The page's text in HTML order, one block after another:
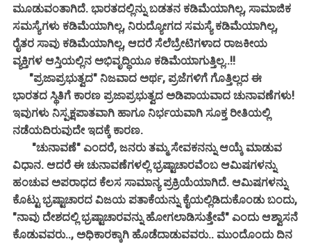
ಮೂಡುವಂತಾಗಿದೆ. ಭಾರತದಲ್ಲಿನ್ನು ಬಡತನ ಕಡಿಮೆಯಾಗಿಲ್ಲ, ಸಾಮಾಜಿಕ
ಸಮಸ್ಯೆಗಳು ಕಡಿಮೆಯಾಗಿಲ್ಲ, ನಿರುದ್ಯೋಗದ ಸಮಸ್ಯೆ ಕಡಿಮೆಯಾಗಿಲ್ಲ,
ರೈತರ ಸಾವು ಕಡಿಮೆಯಾಗಿಲ್ಲ, ಆದರೆ ಸೆಲೆಬ್ರೇಟಿಗಳಾದ ರಾಜಕೀಯ
ವ್ಯಕ್ತಿಗಳ ಆಸ್ತಿಯಲ್ಲಿನ ಅಭಿವೃದ್ಧಿಯೂ ಕಡಿಮೆಯಾಗುತ್ತಿಲ್ಲ..!!
"ಪ್ರಜಾಪ್ರಭುತ್ವದ" ನಿಜವಾದ ಅರ್ಥ, ಪ್ರಜೆಗಳಿಗೆ ಗೊತ್ತಿಲ್ಲದ ಈ
ಭಾರತದ ಸ್ಥಿತಿಗೆ ಕಾರಣ ಪ್ರಜಾಪ್ರಭುತ್ವದ ಅಡಿಪಾಯವಾದ ಚುನಾವಣೆಗಳು!
ಇವುಗಳು ನಿಸ್ಪಕ್ಷಪಾತವಾಗಿ ಹಾಗೂ ನಿರ್ಭಯವಾಗಿ ಸೂಕ್ತ ರೀತಿಯಲ್ಲಿ
ನಡೆಯದಿರುವುದೇ ಇದಕ್ಕೆ ಕಾರಣ.
"ಚುನಾವಣೆ" ಎಂದರೆ, ಜನರು ತಮ್ಮ ಸೇವಕನನ್ನು ಆಯ್ಕೆ ಮಾಡುವ
ವಿಧಾನ. ಆದರೆ ಈ ಚುನಾವಣೆಗಳಲ್ಲಿ ಭ್ರಷ್ಟಾಚಾರವೆಂಬ ಆಮಿಷಗಳನ್ನು
ಹಂಚುವ ಅಪರಾಧದ ಕೆಲಸ ಸಾಮಾನ್ಯ ಪ್ರಕ್ರಿಯೆಯಾಗಿದೆ. ಆಮಿಷಗಳನ್ನು
ಕೊಟ್ಟು ಭ್ರಷ್ಟಾಚಾರದ ವಿಜಯ ಪತಾಕೆಯನ್ನು ಕೈಯಲ್ಲಿಡಿದುಕೊಂಡು ಬಂದು,
"ನಾವು ದೇಶದಲ್ಲಿ ಭ್ರಷ್ಟಾಚಾರವನ್ನು ಹೋಗಲಾಡಿಸುತ್ತೇವೆ" ಎಂದು ಆಶ್ವಾಸನೆ
ಕೊಡುವವರು.., ಅಧಿಕಾರಕ್ಕಾಗಿ ಹೊಡೆದಾಡುವವರು.. ಮುಂದೊಂದು ದಿನ